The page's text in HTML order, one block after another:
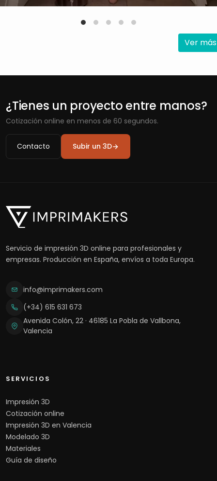
Ver más
¿Tienes un proyecto entre manos?
Cotización online en menos de 60 segundos.
Contacto Subir un 3D
Servicio de impresión 3D online para profesionales y
empresas. Producción en España, envíos a toda Europa.
info@imprimakers.com
(+34) 615 631 673
Avenida Colón, 22 · 46185 La Pobla de Vallbona,
Valencia
SERVICIOS
Impresión 3D
Cotización online
Impresión 3D en Valencia
Modelado 3D
Materiales
Guía de diseño